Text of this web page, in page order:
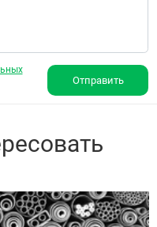
Отправить